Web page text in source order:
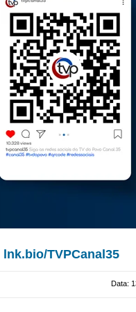
lnk.bio/TVPCanal35
Data: